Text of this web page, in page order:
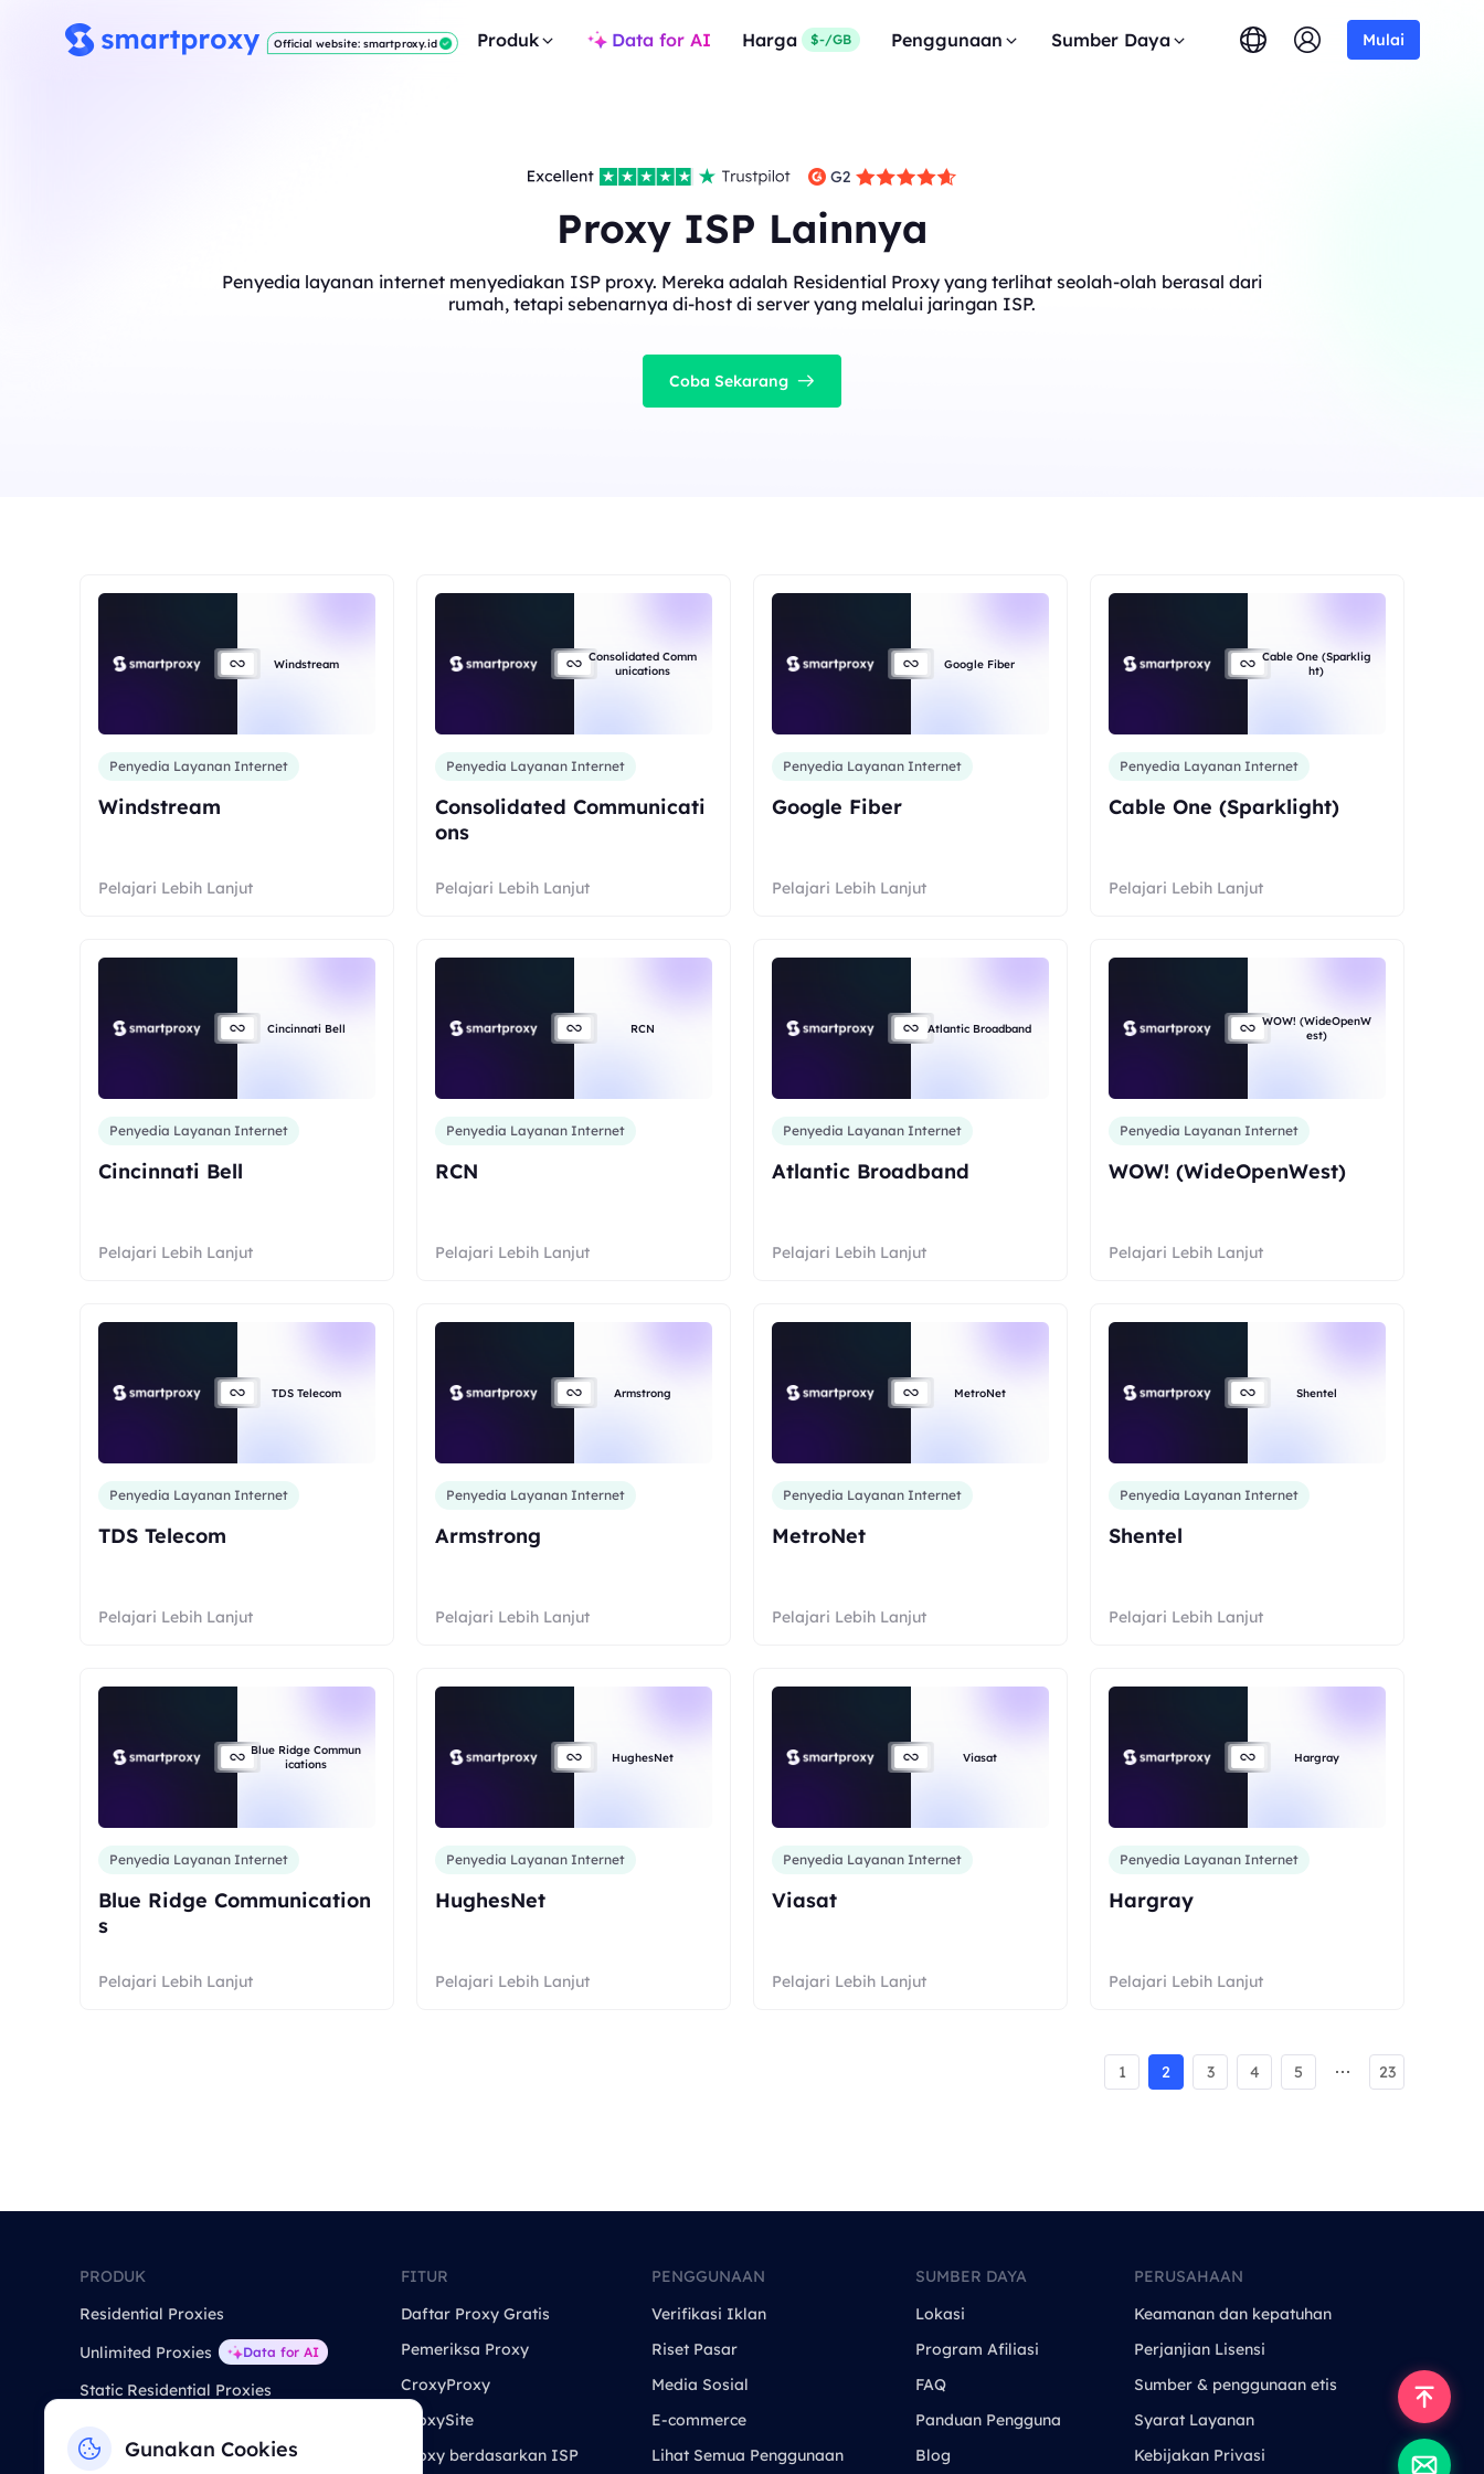
Official website: smartproxy.id Produk Data for AI Harga $-/GB Penggunaan Sumber Daya Mulai
Proxy ISP Lainnya
Penyedia layanan internet menyediakan ISP proxy. Mereka adalah Residential Proxy yang terlihat seolah-olah berasal dari
rumah, tetapi sebenarnya di-host di server yang melalui jaringan ISP.
Coba Sekarang
Windstream
Penyedia Layanan Internet
Windstream
Pelajari Lebih Lanjut
Consolidated Comm
unications
Penyedia Layanan Internet
Consolidated Communicati
ons
Pelajari Lebih Lanjut
Google Fiber
Penyedia Layanan Internet
Google Fiber
Pelajari Lebih Lanjut
Cable One (Sparklig
ht)
Penyedia Layanan Internet
Cable One (Sparklight)
Pelajari Lebih Lanjut
Cincinnati Bell
Penyedia Layanan Internet
Cincinnati Bell
Pelajari Lebih Lanjut
RCN
Penyedia Layanan Internet
RCN
Pelajari Lebih Lanjut
Atlantic Broadband
Penyedia Layanan Internet
Atlantic Broadband
Pelajari Lebih Lanjut
WOW! (WideOpenW
est)
Penyedia Layanan Internet
WOW! (WideOpenWest)
Pelajari Lebih Lanjut
TDS Telecom
Penyedia Layanan Internet
TDS Telecom
Pelajari Lebih Lanjut
Armstrong
Penyedia Layanan Internet
Armstrong
Pelajari Lebih Lanjut
MetroNet
Penyedia Layanan Internet
MetroNet
Pelajari Lebih Lanjut
Shentel
Penyedia Layanan Internet
Shentel
Pelajari Lebih Lanjut
Blue Ridge Commun
ications
Penyedia Layanan Internet
Blue Ridge Communication
s
Pelajari Lebih Lanjut
HughesNet
Penyedia Layanan Internet
HughesNet
Pelajari Lebih Lanjut
Viasat
Penyedia Layanan Internet
Viasat
Pelajari Lebih Lanjut
Hargray
Penyedia Layanan Internet
Hargray
Pelajari Lebih Lanjut
1 2 3 4 5 23
Gunakan Cookies
PRODUK
Residential Proxies
Unlimited Proxies
Data for AI
Static Residential Proxies
Long Acting ISP Proxies
FITUR
Daftar Proxy Gratis
Pemeriksa Proxy
CroxyProxy
ProxySite
Proxy berdasarkan ISP
PENGGUNAAN
Verifikasi Iklan
Riset Pasar
Media Sosial
E-commerce
Lihat Semua Penggunaan
SUMBER DAYA
Lokasi
Program Afiliasi
FAQ
Panduan Pengguna
Blog
PERUSAHAAN
Keamanan dan kepatuhan
Perjanjian Lisensi
Sumber & penggunaan etis
Syarat Layanan
Kebijakan Privasi